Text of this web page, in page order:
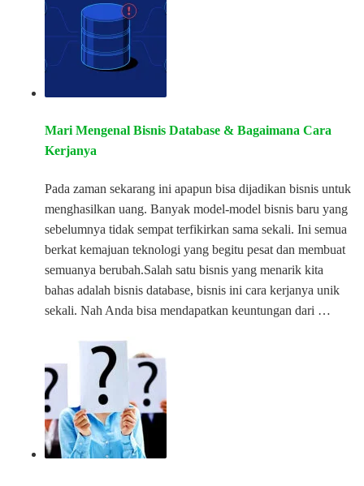
Mari Mengenal Bisnis Database & Bagaimana Cara
Kerjanya
Pada zaman sekarang ini apapun bisa dijadikan bisnis untuk
menghasilkan uang. Banyak model-model bisnis baru yang
sebelumnya tidak sempat terfikirkan sama sekali. Ini semua
berkat kemajuan teknologi yang begitu pesat dan membuat
semuanya berubah.Salah satu bisnis yang menarik kita
bahas adalah bisnis database, bisnis ini cara kerjanya unik
sekali. Nah Anda bisa mendapatkan keuntungan dari …